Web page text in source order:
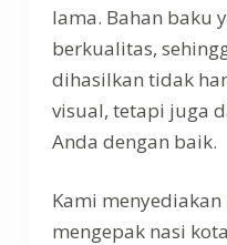
lama. Bahan baku
berkualitas,
dihasilkan tidak
visual, tetapi juga
Anda dengan baik.
Kami
mengepak nasi